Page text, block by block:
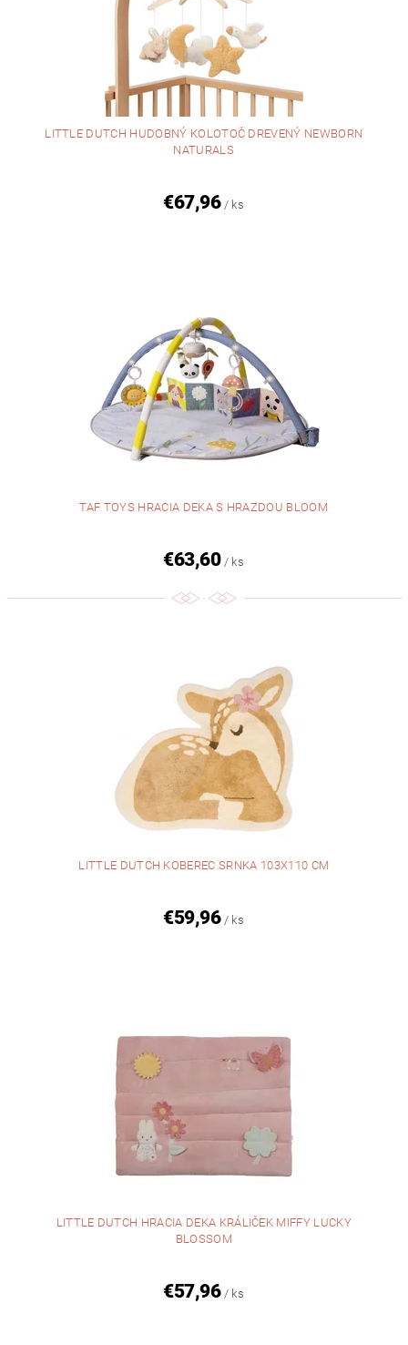
LITTLE DUTCH HUDOBNÝ KOLOTOČ DREVENÝ NEWBORN
NATURALS
€67,96 / ks
TAF TOYS HRACIA DEKA S HRAZDOU BLOOM
€63,60 / ks
LITTLE DUTCH KOBEREC SRNKA 103X110 CM
€59,96 / ks
LITTLE DUTCH HRACIA DEKA KRÁLIČEK MIFFY LUCKY
BLOSSOM
€57,96 / ks